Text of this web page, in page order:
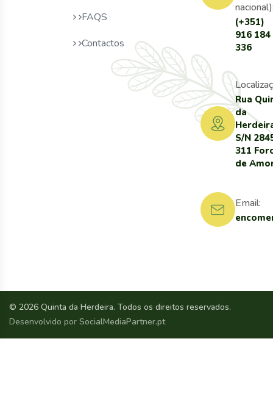
FAQS
Contactos
(+351)
916 184
336
Rua
da
S/N
311
de
Email:
© 2026 Quinta da Herdeira. Todos os direitos reservados.
Desenvolvido por SocialMediaPartner.pt